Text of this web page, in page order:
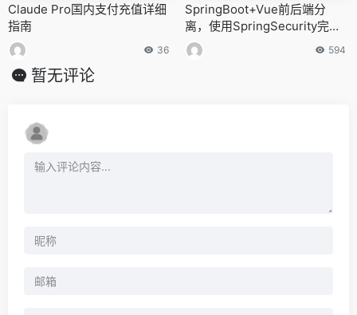
Claude Pro国内支付充值详细
指南
36
SpringBoot+Vue前后端分
离，使用SpringSecurity完美
处理权限问题(二)
594
暂无评论